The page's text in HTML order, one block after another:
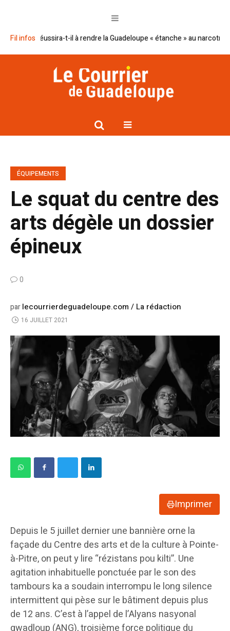
Fil infos
réussira-t-il à rendre la Guadeloupe « étanche » au narcotrafic ?
ÉQUIPEMENTS
Le squat du centre des
arts dégèle un dossier
épineux
0
parlecourrierdeguadeloupe.com / La rédaction
16 JUILLET 2021
Imprimer
Depuis le 5 juillet dernier une bannière orne la
façade du Centre des arts et de la culture à Pointe-
à-Pitre, on peut y lire “rézistans pou kilti”. Une
agitation inhabituelle ponctuée par le son des
tambours ka a soudain interrompu le long silence
intermittent qui pèse sur le bâtiment depuis plus
de 12 ans. C’est à l’appel de l’Alyans nasyonal